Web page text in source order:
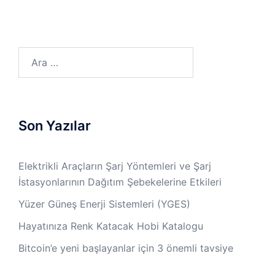
Son Yazılar
Elektrikli Araçların Şarj Yöntemleri ve Şarj
İstasyonlarının Dağıtım Şebekelerine Etkileri
Yüzer Güneş Enerji Sistemleri (YGES)
Hayatınıza Renk Katacak Hobi Katalogu
Bitcoin’e yeni başlayanlar için 3 önemli tavsiye